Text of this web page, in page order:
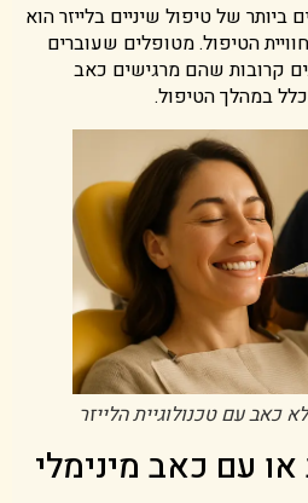
של טיפול שיניים בלייזר הוא
הטיפול. מטופלים שעוברים
קרובות שהם מרגישים כאב
במהלך הטיפול.
כאב עם טכנולוגיית הלייזר
עם כאב מינימלי